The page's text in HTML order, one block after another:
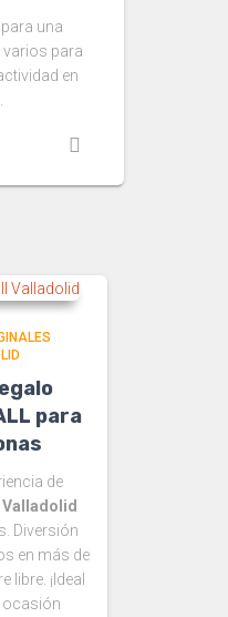
una
para
en
para
de
Diversión
en más de
libre. ¡Ideal
ocasión